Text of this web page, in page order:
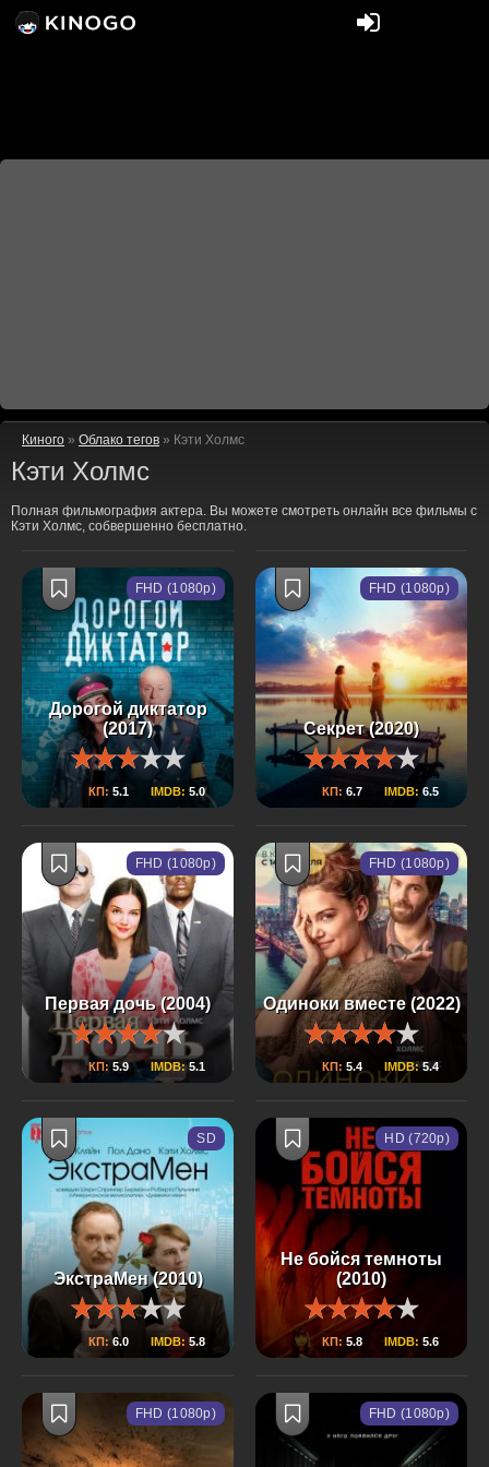
Киного » Облако тегов » Кэти Холмс
Кэти Холмс
Полная фильмография актера. Вы можете смотреть онлайн все фильмы с
Кэти Холмс, собвершенно бесплатно.
Дорогой диктатор
(2017)
КП: 5.1 IMDB: 5.0
FHD (1080p)
Секрет (2020)
КП: 6.7 IMDB: 6.5
FHD (1080p)
Первая дочь (2004)
КП: 5.9 IMDB:5.1
FHD (1080p)
Одиноки вместе (2022)
КП: 5.4 IMDB:5.4
FHD (1080p)
ЭкстраМен (2010)
КП: 6.0 IMDB: 5.8
SD
Не бойся темноты
(2010)
КП: 5.8 IMDB: 5.6
HD (720p)
FHD (1080p) FHD (1080p)